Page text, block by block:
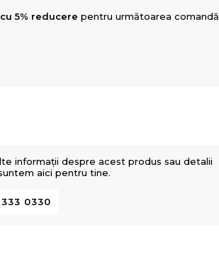
5% reducere pentru următoarea comandă
informații despre acest produs sau detalii
aici pentru tine.
333 0330